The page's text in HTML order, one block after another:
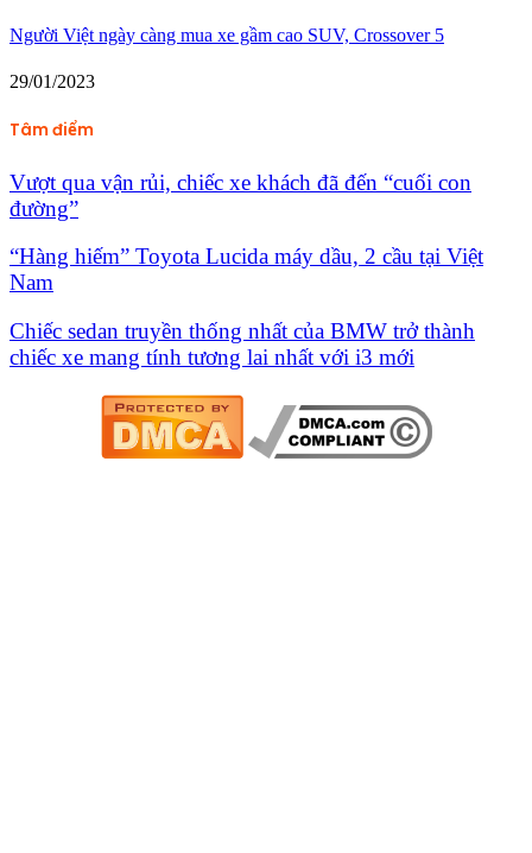
Người Việt ngày càng mua xe gầm cao SUV, Crossover 5
29/01/2023
Tâm điểm
Vượt qua vận rủi, chiếc xe khách đã đến “cuối con
đường”
“Hàng hiếm” Toyota Lucida máy dầu, 2 cầu tại Việt
Nam
Chiếc sedan truyền thống nhất của BMW trở thành
chiếc xe mang tính tương lai nhất với i3 mới